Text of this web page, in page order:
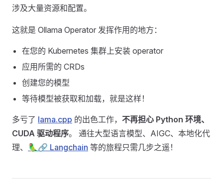
涉及大量资源和配置。
这就是 Ollama Operator 发挥作用的地方：
在您的 Kubernetes 集群上安装 operator
应用所需的 CRDs
创建您的模型
等待模型被获取和加载，就是这样！
多亏了 lama.cpp 的出色工作， 不再担心 Python 环境、
CUDA 驱动程序。 通往大型语言模型、AIGC、本地化代
理、 🦜🔗 Langchain 等的旅程只需几步之遥！